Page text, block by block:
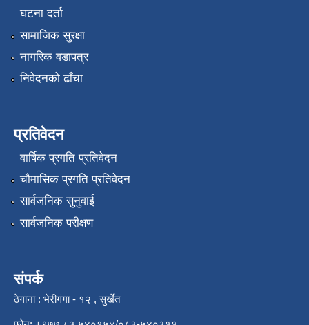
घटना दर्ता
सामाजिक सुरक्षा
नागरिक वडापत्र
निवेदनको ढाँचा
प्रतिवेदन
वार्षिक प्रगति प्रतिवेदन
चौमासिक प्रगति प्रतिवेदन
सार्वजनिक सुनुवाई
सार्वजनिक परीक्षण
संपर्क
ठेगाना : भेरीगंगा - १२ , सुर्खेत